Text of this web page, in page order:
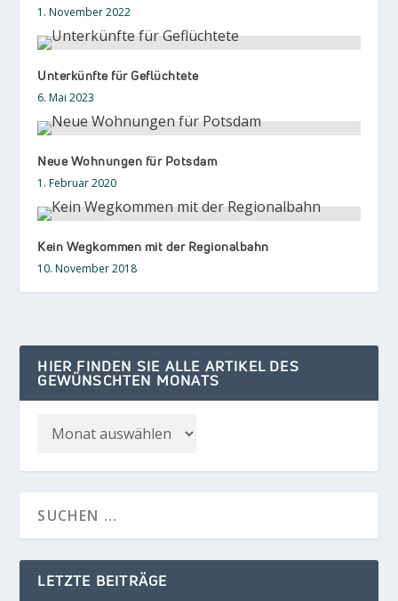
1. November 2022
Unterkünfte für Geflüchtete
6. Mai 2023
Neue Wohnungen für Potsdam
1. Februar 2020
Kein Wegkommen mit der Regionalbahn
10. November 2018
HIER FINDEN SIE ALLE ARTIKEL DES
GEWÜNSCHTEN MONATS
LETZTE BEITRÄGE